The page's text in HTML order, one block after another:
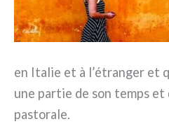
en Italie et à l’étranger et
une par­tie de son temps et
pasto­ra­le.